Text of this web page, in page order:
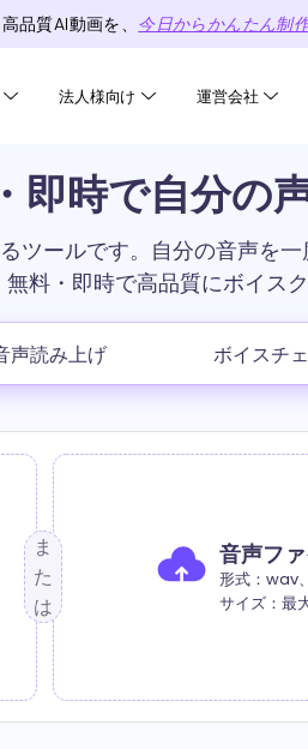
品質AI動画を、 今日からかんたん制
法人様向け 運営会社
時で自分の
ールです。自分の音声を
料・即時で高品質にボイス
声読み上げ ボイスチ
ま
た
は
音声フ
形式：wav
サイズ：最